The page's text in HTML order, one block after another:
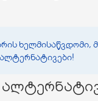
ხელმისაწვდომი,
ალტერნატივები!